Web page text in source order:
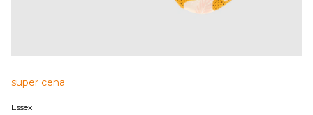
super cena
Essex